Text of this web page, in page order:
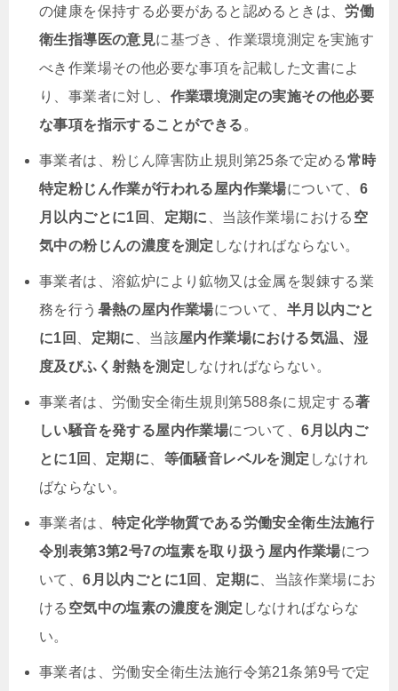
の健康を保持する必要があると認めるときは、労働
衛生指導医の意見に基づき、作業環境測定を実施す
べき作業場その他必要な事項を記載した文書によ
り、事業者に対し、 作業環境測定の実施その他必要
な事項を指示することができる 。
事業者は、粉じん障害防止規則第25条で定める常時
特定粉じん作業が行われる屋内作業場について、 6
月以内ごとに1回
定期に 、当該作業場における 空
気中の粉じんの濃度を測定 しなければならない。
事業者は、溶鉱炉により鉱物又は金属を製錬する業
務を行う 暑熱の屋内作業場について、 半月以内ごと
に1回
定期に 、当該屋内作業場における気温、湿
度及びふく射熱を測定 しなければならない。
事業者は、労働安全衛生規則第588条に規定する著
しい騒音を発する屋内作業場について、6月以内ご
とに1回
定期に 等価騒音レベルを測定 しなけれ
ばならない。
事業者は、 特定化学物質である労働安全衛生法施行
令別表第3第2号7の塩素を取り扱う屋内作業場につ
いて、6月以内ごとに1回 定期に 、当該作業場にお
ける 空気中の塩素の濃度を測定 しなければならな
い。
事業者は、労働安全衛生法施行令第21条第9号で定